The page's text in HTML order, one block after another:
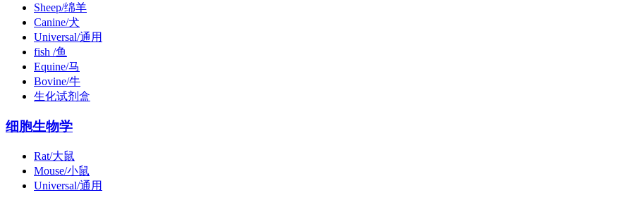
Sheep/绵羊
Canine/犬
Universal/通用
fish /鱼
Equine/马
Bovine/牛
生化试剂盒
细胞生物学
Rat/大鼠
Mouse/小鼠
Universal/通用